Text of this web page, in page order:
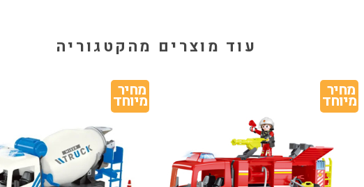
עוד מוצרים מהקטגוריה
מחיר
מיוחד
מחיר
מיוחד